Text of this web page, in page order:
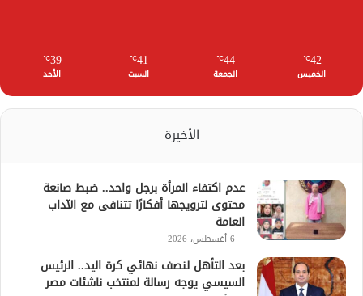
42
℃
الخميس
44
℃
الجمعة
41
℃
السبت
39
℃
الأحد
الأخيرة
عدم اكتفاء المرأة برجل واحد.. ضبط صانعة
محتوى لترويجها أفكارًا تتنافى مع الآداب
العامة
6 أغسطس، 2026
بعد التأهل لنصف نهائي كرة اليد.. الرئيس
السيسي يوجه رسالة لمنتخب ناشئات مصر